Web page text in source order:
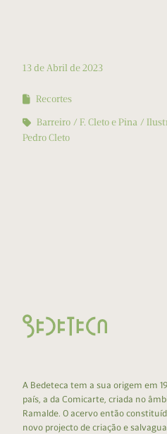
13 de Abril de 2023
Recortes
Barreiro
F. Cleto e Pina
Pedro Cleto
A Bedeteca tem a sua origem em
país, a da Comicarte, criada no
Ramalde. O acervo então
novo projecto de criação e